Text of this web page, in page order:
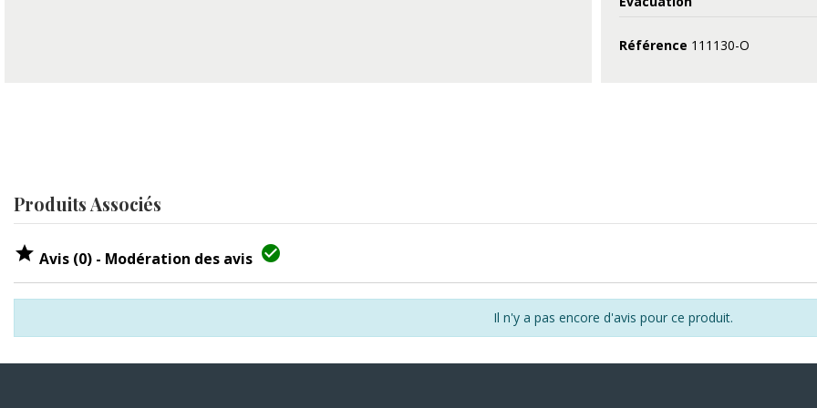
Référence 111130-O
Produits Associés
 Avis (0) - Modération des avis 
Il n'y a pas encore d'avis pour ce produit.